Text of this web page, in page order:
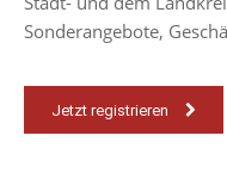
Sonderangebote,
Jetzt registrieren